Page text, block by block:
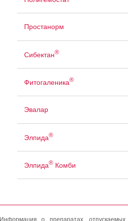
Простанорм
Сибектан®
Фитогаленика®
Эвалар
Элпида®
Элпида®Комби
Информация о препаратах,